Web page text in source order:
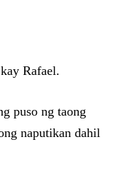
Rafael.
puso ng taong
naputikan dahil